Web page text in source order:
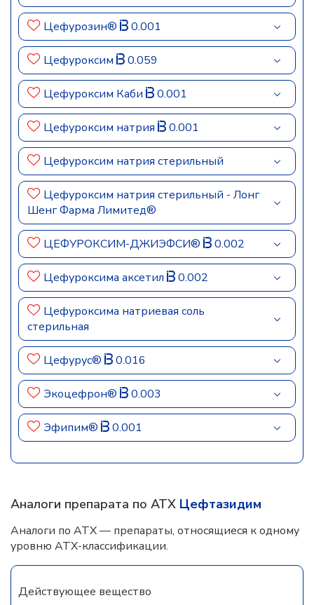
Цефурозин® 0.001
Цефуроксим 0.059
Цефуроксим Каби 0.001
Цефуроксим натрия 0.001
Цефуроксим натрия стерильный
Цефуроксим натрия стерильный - Лонг
Шенг Фарма Лимитед®
ЦЕФУРОКСИМ-ДЖИЭФСИ® 0.002
Цефуроксима аксетил 0.002
Цефуроксима натриевая соль
стерильная
Цефурус® 0.016
Экоцефрон® 0.003
Эфипим® 0.001
Аналоги препарата по АТХ Цефтазидим
Аналоги по АТХ — препараты, относящиеся к одному
уровню АТХ-классификации.
Действующее вещество